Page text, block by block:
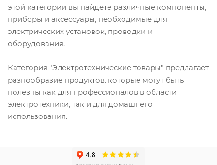
этой категории вы найдете различные компоненты,
приборы и аксессуары, необходимые для
электрических установок, проводки и
оборудования.
Категория "Электротехнические товары" предлагает
разнообразие продуктов, которые могут быть
полезны как для профессионалов в области
электротехники, так и для домашнего
использования.